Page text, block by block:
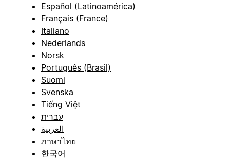
Español (Latinoamérica)
Français (France)
Italiano
Nederlands
Norsk
Português (Brasil)
Suomi
Svenska
Tiếng Việt
עברית
العربية
ภาษาไทย
한국어